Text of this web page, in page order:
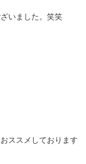
いました。笑笑
ススメしております